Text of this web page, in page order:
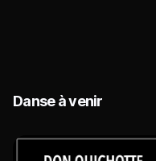
Danse à venir